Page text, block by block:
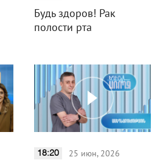
Будь здоров! Рак
полости рта
18:20 25 июн, 2026